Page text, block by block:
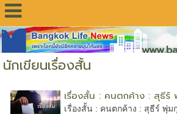
นักเขียนเรื่องสั้น
เรื่องสั้น : คนตกค้าง : สุธีร์
เรื่องสั้น : คนตกค้าง : สุธีร์ พุ่ม